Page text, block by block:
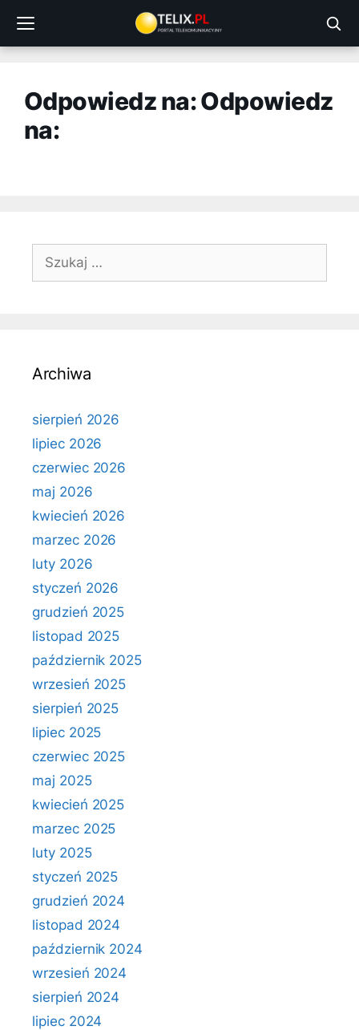
treści
Odpowiedz na: Odpowiedz
na:
Szukaj:
Archiwa
sierpień 2026
lipiec 2026
czerwiec 2026
maj 2026
kwiecień 2026
marzec 2026
luty 2026
styczeń 2026
grudzień 2025
listopad 2025
październik 2025
wrzesień 2025
sierpień 2025
lipiec 2025
czerwiec 2025
maj 2025
kwiecień 2025
marzec 2025
luty 2025
styczeń 2025
grudzień 2024
listopad 2024
październik 2024
wrzesień 2024
sierpień 2024
lipiec 2024